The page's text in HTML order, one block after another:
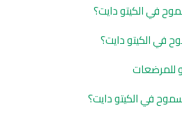
في الكيتو دايت؟
في الكيتو دايت؟
للمرضعات
في الكيتو دايت؟